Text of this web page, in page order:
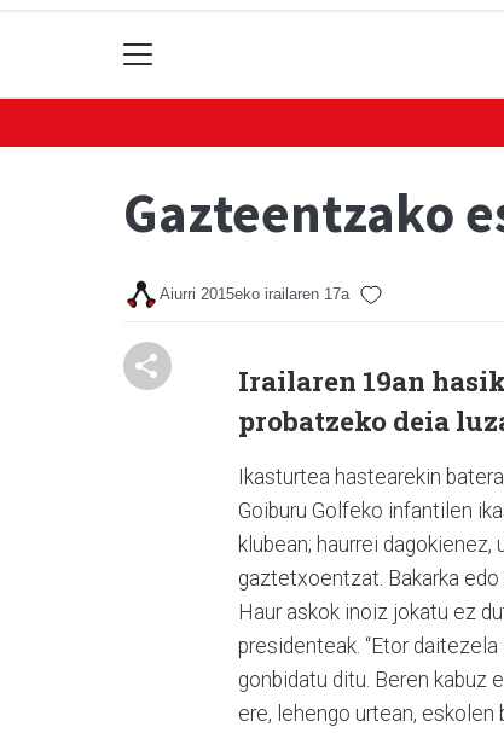
Gazteentzako
Aiurri 2015eko irailaren 17a
Irailaren 19an
probatzeko deia
Ikasturtea hastearekin
Goiburu Golfeko infantilen
klubean; haurrei
gaztetxoentzat. Bakarka edo
Haur askok inoiz jokatu ez
presidenteak. “Etor
gonbidatu ditu. Beren kabuz
ere, lehengo urtean,